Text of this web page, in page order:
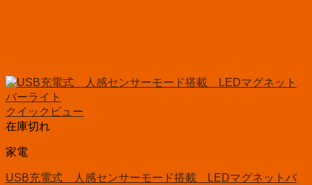
クイックビュー
在庫切れ
家電
USB充電式 人感センサーモード搭載 LEDマグネットバ